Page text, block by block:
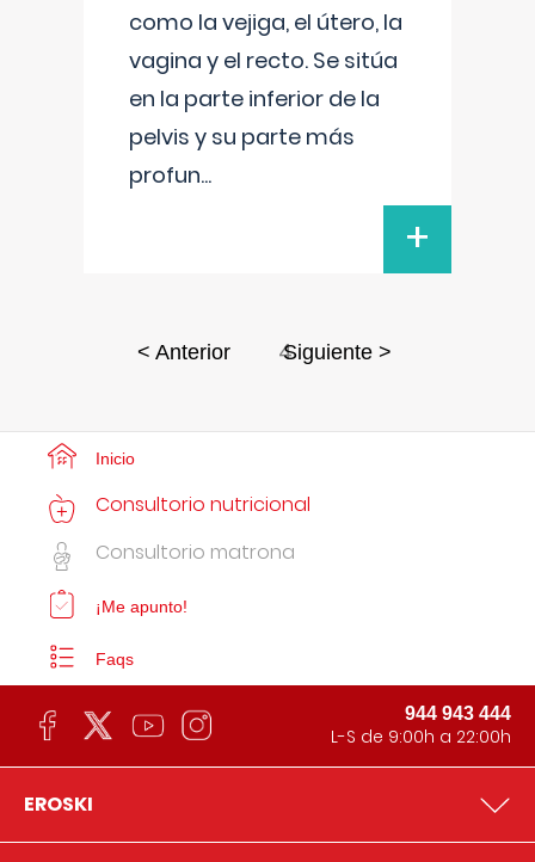
como la vejiga, el útero, la
vagina y el recto. Se sitúa
en la parte inferior de la
pelvis y su parte más
profun...
+
< Anterior 4
Siguiente >
Inicio
Consultorio nutricional
Consultorio matrona
¡Me apunto!
Faqs
944 943 444
L-S de 9:00h a 22:00h
EROSKI